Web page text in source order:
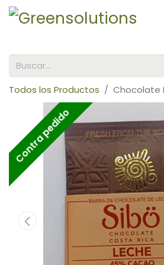
Todos los Productos Chocolate
Contra pedido